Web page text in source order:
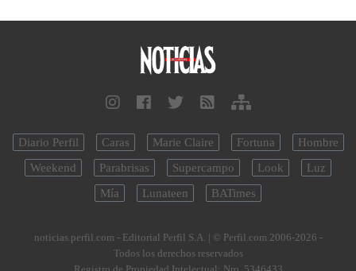
Diario Perfil Caras Marie Claire Fortuna
Hombre
Weekend
Parabrisas Supercampo Look
Luz
Mía
Lunateen BATimes
noticias.perfil.com - Editorial Perfil S.A. | © Perfil.com 2006-2026 -
Todos los derechos reservados